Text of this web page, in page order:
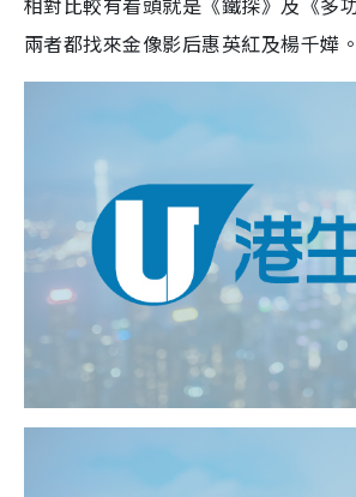
兩者都找來金像影后惠英紅及楊千嬅。